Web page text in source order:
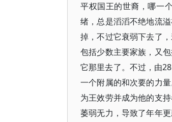
平权国王的世裔，哪一
绪，总是滔滔不绝地流
掉，不过它衰弱下去了
包括少数主要家族，又
它那里去了。不过，由
一个附属的和次要的力
为王效劳并成为他的支
萎弱无力，导致了年年